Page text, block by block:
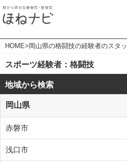
HOME>岡山県の格闘技の経験者のスタ
スポーツ経験者：格闘技
地域から検索
岡山県
赤磐市
浅口市